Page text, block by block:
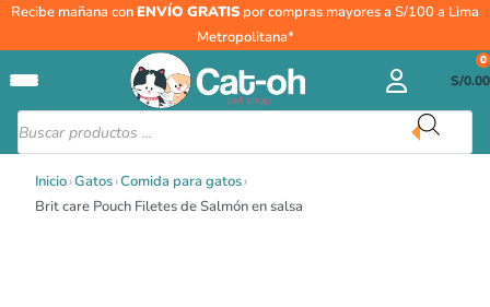
Recibe mañana conENVÍO GRATIS por compras mayores a S/100 a Lima
Metropolitana*
Búsqueda
de
productos
S/0.00
0
Inicio›Gatos›Comida para gatos›
Brit care Pouch Filetes de Salmón en salsa
Brit
Filetes
de
Salmón
salsa
cantidad